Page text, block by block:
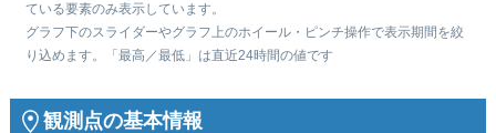
ている要素のみ表示しています。
グラフ下のスライダーやグラフ上のホイール・ピンチ操作で表示期間を絞
り込めます。「最高／最低」は直近24時間の値です
観測点の基本情報